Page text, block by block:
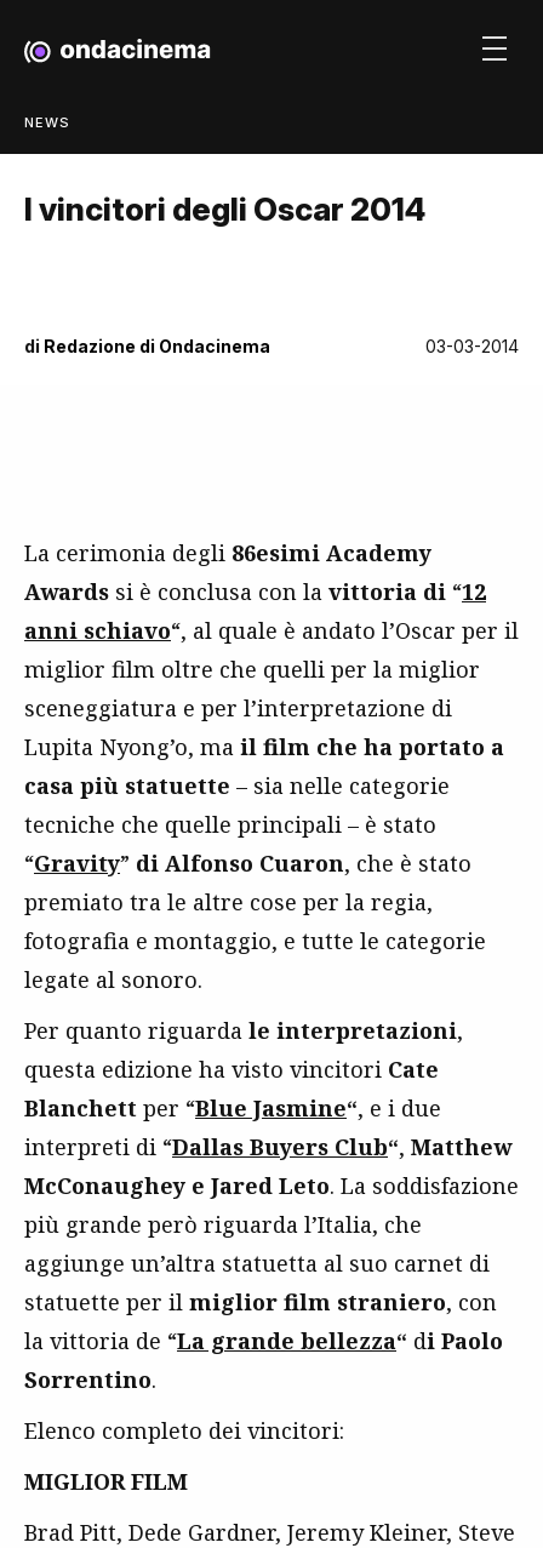
NEWS
I vincitori degli Oscar 2014
di Redazione di Ondacinema 03-03-2014
La cerimonia degli 86esimi Academy
Awards si è conclusa con la vittoria di “12
anni schiavo“, al quale è andato l’Oscar per il
miglior film oltre che quelli per la miglior
sceneggiatura e per l’interpretazione di
Lupita Nyong’o, ma il film che ha portato a
casa più statuette – sia nelle categorie
tecniche che quelle principali – è stato
“Gravity” di Alfonso Cuaron, che è stato
premiato tra le altre cose per la regia,
fotografia e montaggio, e tutte le categorie
legate al sonoro.
Per quanto riguarda le interpretazioni,
questa edizione ha visto vincitori Cate
Blanchett per “Blue Jasmine“, e i due
interpreti di “Dallas Buyers Club“, Matthew
McConaughey e Jared Leto. La soddisfazione
più grande però riguarda l’Italia, che
aggiunge un’altra statuetta al suo carnet di
statuette per il miglior film straniero, con
la vittoria de “La grande bellezza“ di Paolo
Sorrentino.
Elenco completo dei vincitori:
MIGLIOR FILM
Brad Pitt, Dede Gardner, Jeremy Kleiner, Steve